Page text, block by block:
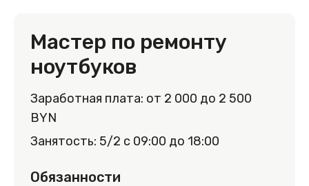
Мастер по ремонту
ноутбуков
Заработная плата: от 2 000 до 2 500
BYN
Занятость: 5/2 с 09:00 до 18:00
Обязанности